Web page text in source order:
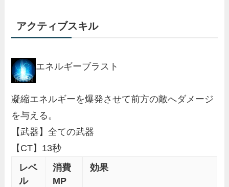
アクティブスキル
エネルギーブラスト
凝縮エネルギーを爆発させて前方の敵へダメージ
を与える。
【武器】全ての武器
【CT】13秒
レベ
ル
消費
MP
効果